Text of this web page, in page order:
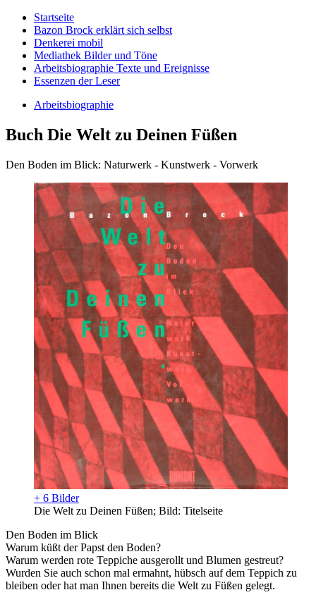
Startseite
Bazon Brock erklärt sich selbst
Denkerei mobil
Mediathek Bilder und Töne
Arbeitsbiographie Texte und Ereignisse
Essenzen der Leser
Arbeitsbiographie
Buch Die Welt zu Deinen Füßen
Den Boden im Blick: Naturwerk - Kunstwerk - Vorwerk
+ 6 Bilder
Die Welt zu Deinen Füßen; Bild: Titelseite
Den Boden im Blick
Warum küßt der Papst den Boden?
Warum werden rote Teppiche ausgerollt und Blumen gestreut?
Wurden Sie auch schon mal ermahnt, hübsch auf dem Teppich zu
bleiben oder hat man Ihnen bereits die Welt zu Füßen gelegt.